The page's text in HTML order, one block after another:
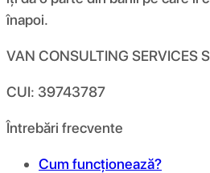
înapoi.
VAN CONSULTING SERVICES
CUI: 39743787
Întrebări frecvente
Cum funcționează?